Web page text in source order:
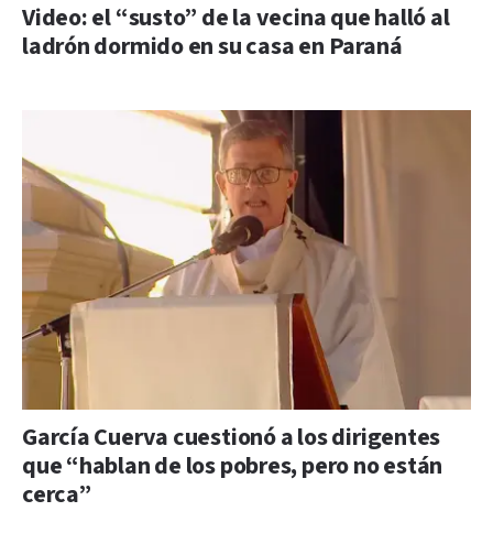
Video: el “susto” de la vecina que halló al
ladrón dormido en su casa en Paraná
García Cuerva cuestionó a los dirigentes
que “hablan de los pobres, pero no están
cerca”